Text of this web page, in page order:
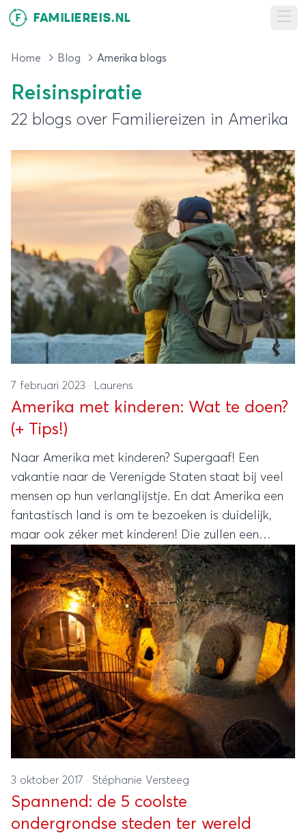
F FAMILIEREIS.NL
Home Blog Amerika blogs
Reisinspiratie
22 blogs over Familiereizen in Amerika
7 februari 2023 · Laurens
Amerika met kinderen: Wat te doen?
(+ Tips!)
Naar Amerika met kinderen? Supergaaf! Een
vakantie naar de Verenigde Staten staat bij veel
mensen op hun verlanglijstje. En dat Amerika een
fantastisch land is om te bezoeken is duidelijk,
maar ook zéker met kinderen! Die zullen een
onvergetelijke tijd hebben. Maar wat zijn leuke
Amerikaanse bestemmingen met de kids? Welke
activiteiten mag je met je gezin niet missen en
waar moet je rekening mee houden? Lees mee!
3 oktober 2017 · Stéphanie Versteeg
Spannend: de 5 coolste
ondergrondse steden ter wereld